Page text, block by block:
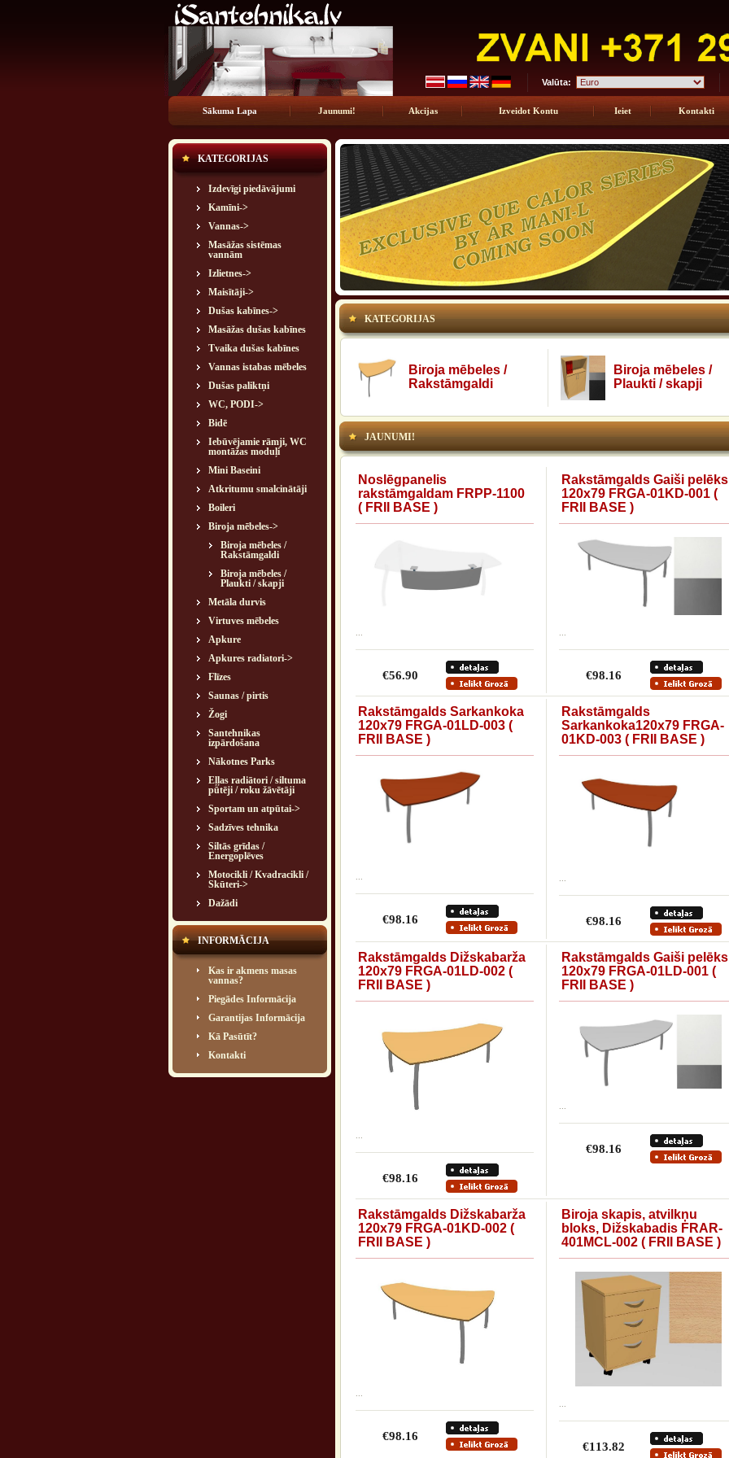
Valūta:
Sākuma Lapa Jaunumi! Akcijas Izveidot Kontu Ieiet Kontakti
KATEGORIJAS
Izdevīgi piedāvājumi
Kamīni->
Vannas->
Masāžas sistēmas
vannām
Izlietnes->
Maisītāji->
Dušas kabīnes->
Masāžas dušas kabīnes
Tvaika dušas kabīnes
Vannas istabas mēbeles
Dušas paliktņi
WC, PODI->
Bidē
Iebūvējamie rāmji, WC
montāžas moduļi
Mini Baseini
Atkritumu smalcinātāji
Boileri
Biroja mēbeles->
Biroja mēbeles /
Rakstāmgaldi
Biroja mēbeles /
Plaukti / skapji
Metāla durvis
Virtuves mēbeles
Apkure
Apkures radiatori->
Flīzes
Saunas / pirtis
Žogi
Santehnikas
izpārdošana
Nākotnes Parks
Eļļas radiātori / siltuma
pūtēji / roku žāvētāji
Sportam un atpūtai->
Sadzīves tehnika
Siltās grīdas /
Energoplēves
Motocikli / Kvadracikli /
Skūteri->
Dažādi
INFORMĀCIJA
Kas ir akmens masas
vannas?
Piegādes Informācija
Garantijas Informācija
Kā Pasūtīt?
Kontakti
KATEGORIJAS
Biroja mēbeles /
Rakstāmgaldi
Biroja mēbeles /
Plaukti / skapji
JAUNUMI!
Noslēgpanelis
rakstāmgaldam FRPP-1100
( FRII BASE )
€56.90
Rakstāmgalds Gaiši pelēks
120x79 FRGA-01KD-001 (
FRII BASE )
€98.16
Rakstāmgalds Sarkankoka
120x79 FRGA-01LD-003 (
FRII BASE )
€98.16
Rakstāmgalds
Sarkankoka120x79 FRGA-
01KD-003 ( FRII BASE )
€98.16
Rakstāmgalds Dižskabarža
120x79 FRGA-01LD-002 (
FRII BASE )
€98.16
Rakstāmgalds Gaiši pelēks
120x79 FRGA-01LD-001 (
FRII BASE )
€98.16
Rakstāmgalds Dižskabarža
120x79 FRGA-01KD-002 (
FRII BASE )
€98.16
Biroja skapis, atvilkņu
bloks, Dižskabadis FRAR-
401MCL-002 ( FRII BASE )
€113.82